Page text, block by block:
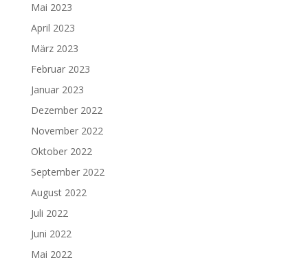
Mai 2023
April 2023
März 2023
Februar 2023
Januar 2023
Dezember 2022
November 2022
Oktober 2022
September 2022
August 2022
Juli 2022
Juni 2022
Mai 2022